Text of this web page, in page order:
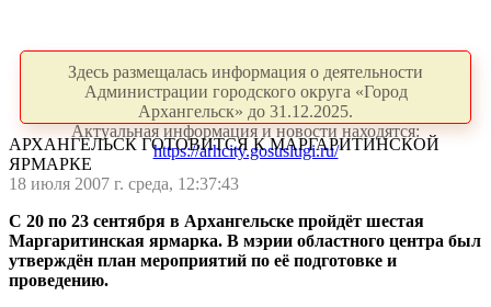
Здесь размещалась информация о деятельности
Администрации городского округа «Город
Архангельск» до 31.12.2025.
Актуальная информация и новости находятся:
https://arhcity.gosuslugi.ru/
АРХАНГЕЛЬСК ГОТОВИТСЯ К МАРГАРИТИНСКОЙ
ЯРМАРКЕ
18 июля 2007 г. среда, 12:37:43
С 20 по 23 сентября в Архангельске пройдёт шестая
Маргаритинская ярмарка. В мэрии областного центра был
утверждён план мероприятий по её подготовке и
проведению.